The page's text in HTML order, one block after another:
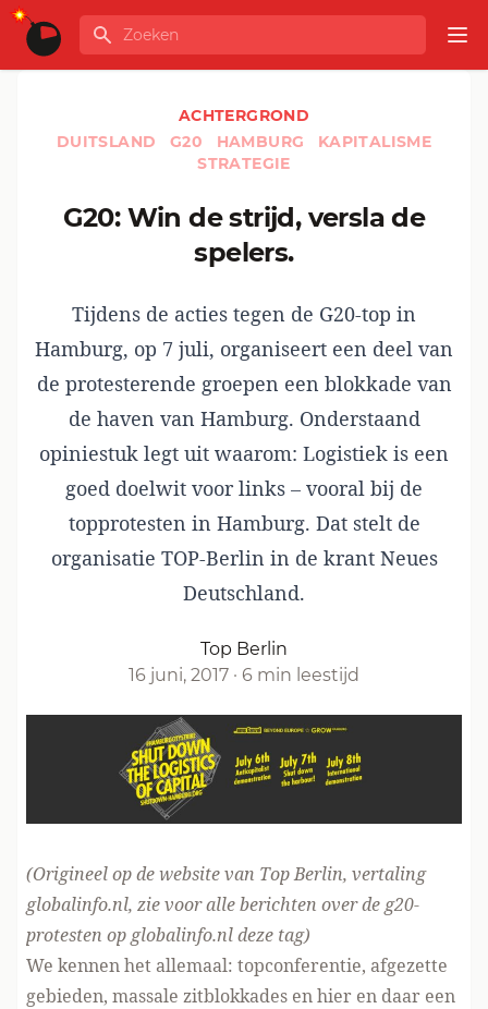
Ga naar de inhoud
GLOBALINFO
Zoeken
ACHTERGROND
DUITSLAND
G20 HAMBURG
KAPITALISME
STRATEGIE
G20: Win de strijd, versla de
spelers.
Tijdens de acties tegen de G20-top in
Hamburg, op 7 juli, organiseert een deel van
de protesterende groepen een blokkade van
de haven van Hamburg. Onderstaand
opiniestuk legt uit waarom: Logistiek is een
goed doelwit voor links – vooral bij de
topprotesten in Hamburg. Dat stelt de
organisatie TOP-Berlin in de krant Neues
Deutschland.
Top Berlin
16 juni, 2017 · 6 min leestijd
(Origineelop de website van Top Berlin, vertaling
globalinfo.nl, zie vooralle berichten over de g20-
protesten op globalinfo.nl deze tag)
We kennen het allemaal: topconferentie, afgezette
gebieden, massale zitblokkades en hier en daar een